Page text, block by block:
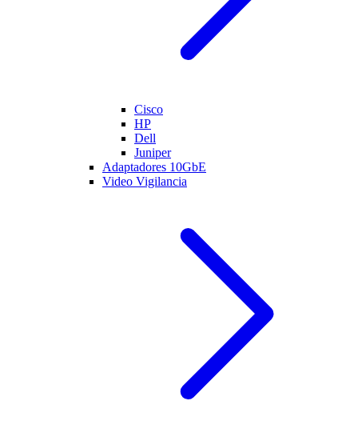
Cisco
HP
Dell
Juniper
Adaptadores 10GbE
Video Vigilancia